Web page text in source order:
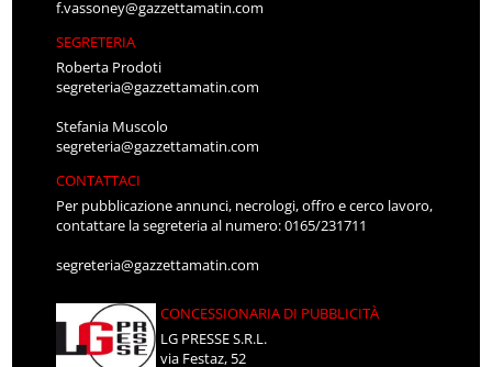
f.vassoney@gazzettamatin.com
SEGRETERIA
Roberta Prodoti
segreteria@gazzettamatin.com
Stefania Muscolo
segreteria@gazzettamatin.com
CONTATTACI
Per pubblicazione annunci, necrologi, offro e cerco lavoro,
contattare la segreteria al numero: 0165/231711
segreteria@gazzettamatin.com
CONCESSIONARIA DI PUBBLICITÀ
LG PRESSE S.R.L.
via Festaz, 52